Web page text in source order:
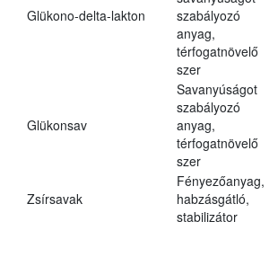
Glükono-delta-lakton
szabályozó
anyag,
térfogatnövelő
szer
Glükonsav
Savanyúságot
szabályozó
anyag,
térfogatnövelő
szer
Zsírsavak
Fényezőanyag,
habzásgátló,
stabilizátor